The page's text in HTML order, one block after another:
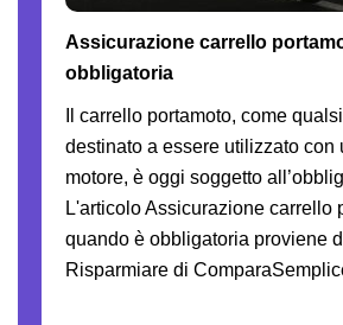
Assicurazione carrello
obbligatoria
Il carrello portamoto, come
destinato a essere utilizzato con
motore, è oggi soggetto
L'articolo Assicurazione carrello
quando è obbligatoria proviene
Risparmiare di